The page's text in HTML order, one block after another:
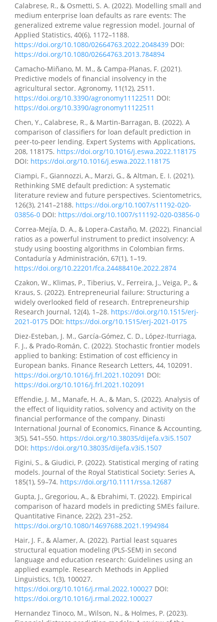
Calabrese, R., & Osmetti, S. A. (2022). Modelling small and
medium enterprise loan defaults as rare events: The
generalized extreme value regression model. Journal of
Applied Statistics, 40(6), 1172–1188.
https://doi.org/10.1080/02664763.2022.2048439 DOI:
https://doi.org/10.1080/02664763.2013.784894
Camacho-Miñano, M. M., & Campa-Planas, F. (2021).
Predictive models of financial insolvency in the
agricultural sector. Agronomy, 11(12), 2511.
https://doi.org/10.3390/agronomy11122511 DOI:
https://doi.org/10.3390/agronomy11122511
Chen, Y., Calabrese, R., & Martin-Barragan, B. (2022). A
comparison of classifiers for loan default prediction in
peer-to-peer lending. Expert Systems with Applications,
208, 118175. https://doi.org/10.1016/j.eswa.2022.118175
DOI: https://doi.org/10.1016/j.eswa.2022.118175
Ciampi, F., Giannozzi, A., Marzi, G., & Altman, E. I. (2021).
Rethinking SME default prediction: A systematic
literature review and future perspectives. Scientometrics,
126(3), 2141–2188. https://doi.org/10.1007/s11192-020-
03856-0 DOI: https://doi.org/10.1007/s11192-020-03856-0
Correa-Mejía, D. A., & Lopera-Castaño, M. (2022). Financial
ratios as a powerful instrument to predict insolvency: A
study using boosting algorithms in Colombian firms.
Contaduría y Administración, 67(1), 1–19.
https://doi.org/10.22201/fca.24488410e.2022.2874
Czakon, W., Klimas, P., Tiberius, V., Ferreira, J., Veiga, P., &
Kraus, S. (2022). Entrepreneurial failure: Structuring a
widely overlooked field of research. Entrepreneurship
Research Journal, 12(4), 1–28. https://doi.org/10.1515/erj-
2021-0175 DOI: https://doi.org/10.1515/erj-2021-0175
Diez-Esteban, J. M., García-Gómez, C. D., López-Iturriaga,
F. J., & Prado-Román, C. (2022). Stochastic frontier models
applied to banking: Estimation of cost efficiency in
European banks. Finance Research Letters, 44, 102091.
https://doi.org/10.1016/j.frl.2021.102091 DOI:
https://doi.org/10.1016/j.frl.2021.102091
Effendie, J. M., Manafe, H. A., & Man, S. (2022). Analysis of
the effect of liquidity ratios, solvency and activity on the
financial performance of the company. Dinasti
International Journal of Economics, Finance & Accounting,
3(5), 541–550. https://doi.org/10.38035/dijefa.v3i5.1507
DOI: https://doi.org/10.38035/dijefa.v3i5.1507
Figini, S., & Giudici, P. (2022). Statistical merging of rating
models. Journal of the Royal Statistical Society: Series A,
185(1), 59–74. https://doi.org/10.1111/rssa.12687
Gupta, J., Gregoriou, A., & Ebrahimi, T. (2022). Empirical
comparison of hazard models in predicting SMEs failure.
Quantitative Finance, 22(2), 231–252.
https://doi.org/10.1080/14697688.2021.1994984
Hair, J. F., & Alamer, A. (2022). Partial least squares
structural equation modeling (PLS-SEM) in second
language and education research: Guidelines using an
applied example. Research Methods in Applied
Linguistics, 1(3), 100027.
https://doi.org/10.1016/j.rmal.2022.100027 DOI:
https://doi.org/10.1016/j.rmal.2022.100027
Hernandez Tinoco, M., Wilson, N., & Holmes, P. (2023).